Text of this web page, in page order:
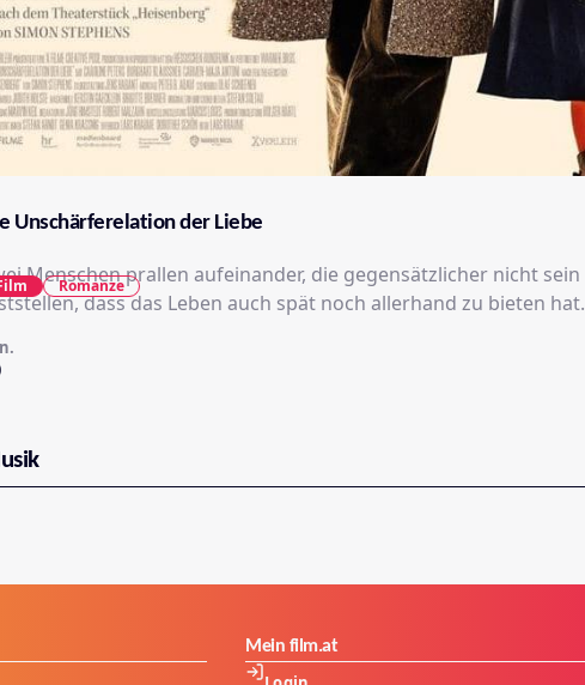
Unschärferelation der Liebe
prallen aufeinander, die gegensätzlicher nicht sein könnten und
dass das Leben auch spät noch allerhand zu bieten hat.
Romanze
Mein film.at